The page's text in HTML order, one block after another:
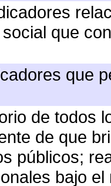
que
que
de todos
de que
públicos;
bajo